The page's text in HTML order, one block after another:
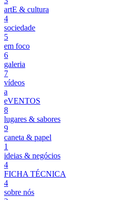
artE & cultura
4
sociedade
5
em foco
6
galeria
7
vídeos
a
eVENTOS
8
lugares & sabores
9
caneta & papel
1
ideias & negócios
4
FICHA TÉCNICA
4
sobre nós